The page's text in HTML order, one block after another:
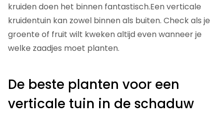
kruiden doen het binnen fantastisch.Een verticale
kruidentuin kan zowel binnen als buiten. Check als je
groente of fruit wilt kweken altijd even wanneer je
welke zaadjes moet planten.
De beste planten voor een
verticale tuin in de schaduw